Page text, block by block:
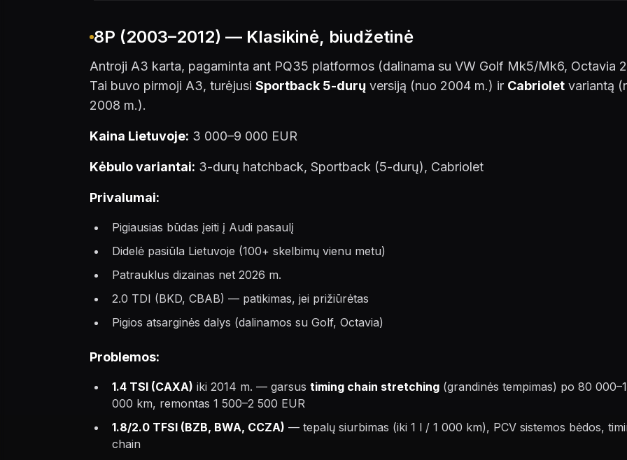
8P (2003–2012) — Klasikinė, biudžetinė
Antroji A3 karta, pagaminta ant PQ35 platformos (dalinama su VW Golf Mk5/Mk6, Octavia
Tai buvo pirmoji A3, turėjusi Sportback 5-durų versiją (nuo 2004 m.) ir Cabriolet variantą
2008 m.).
Kaina Lietuvoje: 3 000–9 000 EUR
Kėbulo variantai: 3-durų hatchback, Sportback (5-durų), Cabriolet
Privalumai:
Pigiausias būdas įeiti į Audi pasaulį
Didelė pasiūla Lietuvoje (100+ skelbimų vienu metu)
Patrauklus dizainas net 2026 m.
2.0 TDI (BKD, CBAB) — patikimas, jei prižiūrėtas
Pigios atsarginės dalys (dalinamos su Golf, Octavia)
Problemos:
1.4 TSI (CAXA) iki 2014 m. — garsus timing chain stretching (grandinės tempimas) po 80
000 km, remontas 1 500–2 500 EUR
1.8/2.0 TFSI (BZB, BWA, CCZA) — tepalų siurbimas (iki 1 l / 1 000 km), PCV sistemos bėdos,
chain